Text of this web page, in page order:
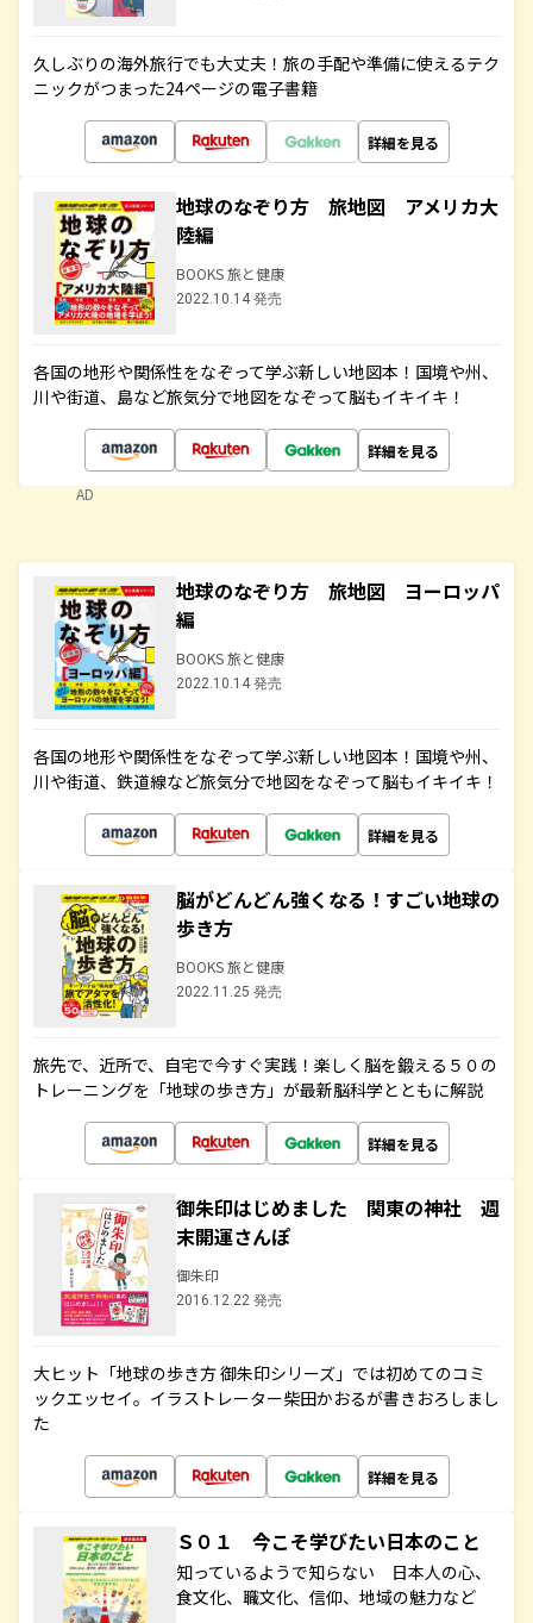
久しぶりの海外旅行でも大丈夫！旅の手配や準備に使えるテク
ニックがつまった24ページの電子書籍
詳細を見る
地球のなぞり方 旅地図 アメリカ大
陸編
BOOKS 旅と健康
2022.10.14 発売
各国の地形や関係性をなぞって学ぶ新しい地図本！国境や州、
川や街道、島など旅気分で地図をなぞって脳もイキイキ！
詳細を見る
AD
地球のなぞり方 旅地図 ヨーロッパ
編
BOOKS 旅と健康
2022.10.14 発売
各国の地形や関係性をなぞって学ぶ新しい地図本！国境や州、
川や街道、鉄道線など旅気分で地図をなぞって脳もイキイキ！
詳細を見る
脳がどんどん強くなる！すごい地球の
歩き方
BOOKS 旅と健康
2022.11.25 発売
旅先で、近所で、自宅で今すぐ実践！楽しく脳を鍛える５０の
トレーニングを「地球の歩き方」が最新脳科学とともに解説
詳細を見る
御朱印はじめました 関東の神社 週
末開運さんぽ
御朱印
2016.12.22 発売
大ヒット「地球の歩き方 御朱印シリーズ」では初めてのコミ
ックエッセイ。イラストレーター柴田かおるが書きおろしまし
た
詳細を見る
Ｓ０１ 今こそ学びたい日本のこと
知っているようで知らない 日本人の心、
食文化、職文化、信仰、地域の魅力など